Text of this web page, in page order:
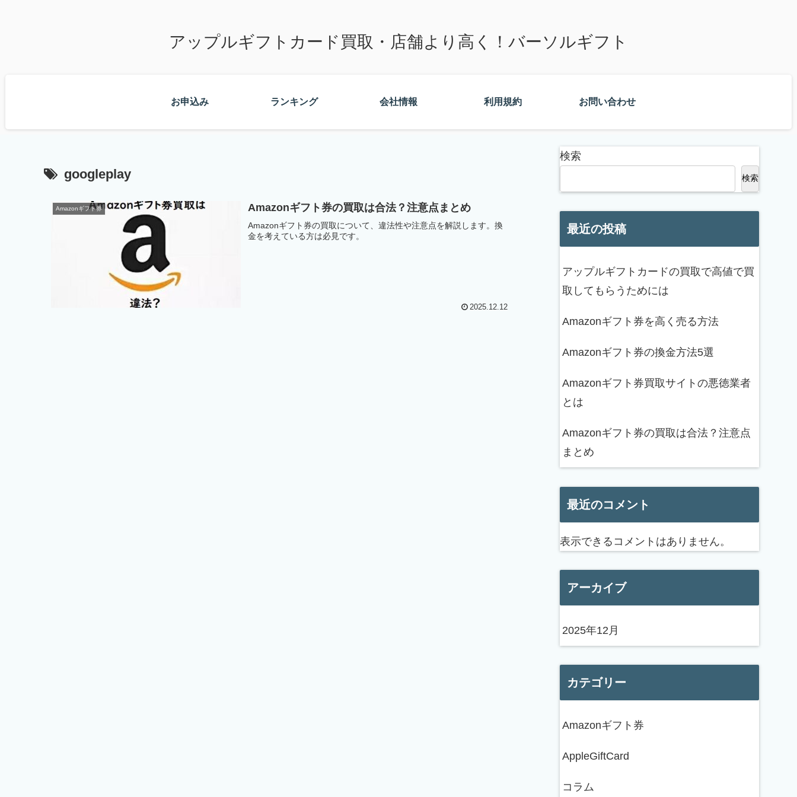
アップルギフトカード買取・店舗より高く！バーソルギフト
お申込み ランキング 会社情報 利用規約 お問い合わせ
googleplay
Amazonギフト券 Amazonギフト券の買取は合法？注意点まとめ
Amazonギフト券の買取について、違法性や注意点を解説します。換
金を考えている方は必見です。
2025.12.12
検索
検索
最近の投稿
アップルギフトカードの買取で高値で買
取してもらうためには
Amazonギフト券を高く売る方法
Amazonギフト券の換金方法5選
Amazonギフト券買取サイトの悪徳業者
とは
Amazonギフト券の買取は合法？注意点
まとめ
最近のコメント
表示できるコメントはありません。
アーカイブ
2025年12月
カテゴリー
Amazonギフト券
AppleGiftCard
コラム